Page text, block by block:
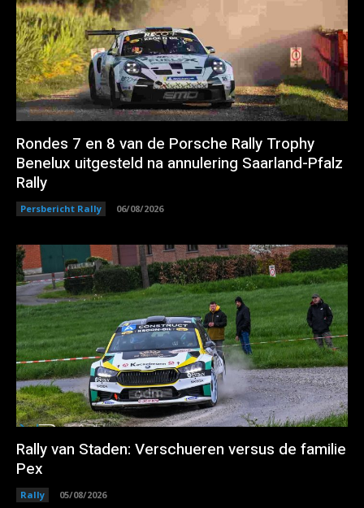
Rondes 7 en 8 van de Porsche Rally Trophy
Benelux uitgesteld na annulering Saarland-Pfalz
Rally
Persbericht Rally 06/08/2026
Rally van Staden: Verschueren versus de familie
Pex
Rally 05/08/2026